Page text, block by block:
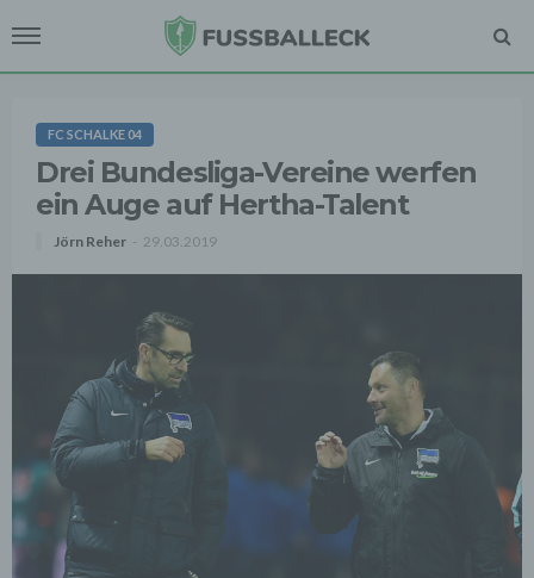
FC SCHALKE 04
Drei Bundesliga-Vereine werfen
ein Auge auf Hertha-Talent
Jörn Reher 29.03.2019